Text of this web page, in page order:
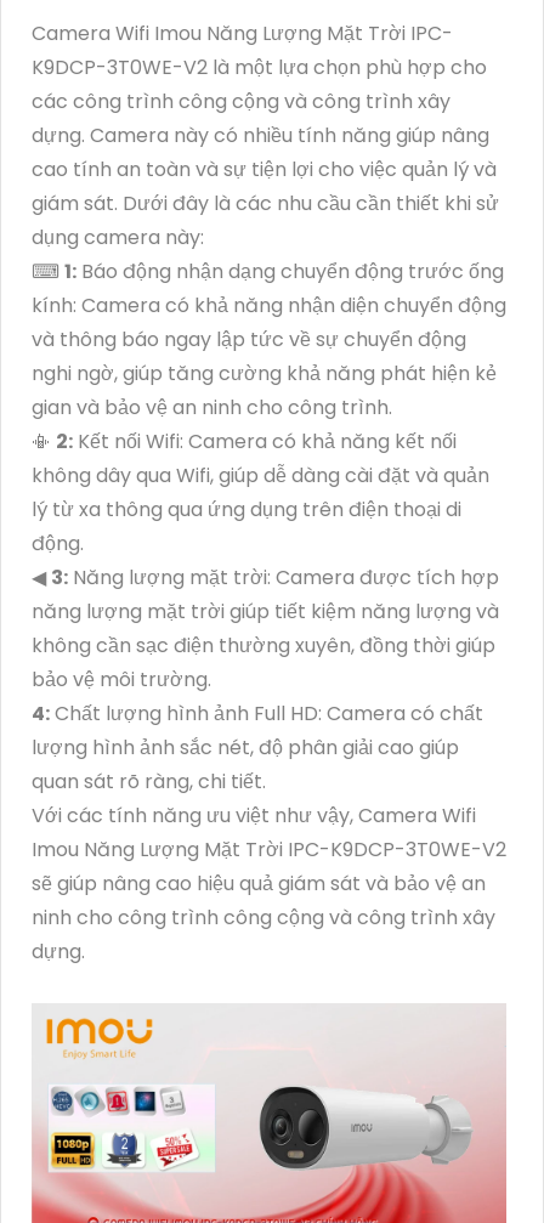
Camera Wifi Imou Năng Lượng Mặt Trời IPC-
K9DCP-3T0WE-V2 là một lựa chọn phù hợp cho
các công trình công cộng và công trình xây
dựng. Camera này có nhiều tính năng giúp nâng
cao tính an toàn và sự tiện lợi cho việc quản lý và
giám sát. Dưới đây là các nhu cầu cần thiết khi sử
dụng camera này:
⌨ 1: Báo động nhận dạng chuyển động trước ống
kính: Camera có khả năng nhận diện chuyển động
và thông báo ngay lập tức về sự chuyển động
nghi ngờ, giúp tăng cường khả năng phát hiện kẻ
gian và bảo vệ an ninh cho công trình.
📳 2: Kết nối Wifi: Camera có khả năng kết nối
không dây qua Wifi, giúp dễ dàng cài đặt và quản
lý từ xa thông qua ứng dụng trên điện thoại di
động.
◀3: Năng lượng mặt trời: Camera được tích hợp
năng lượng mặt trời giúp tiết kiệm năng lượng và
không cần sạc điện thường xuyên, đồng thời giúp
bảo vệ môi trường.
4:Chất lượng hình ảnh Full HD: Camera có chất
lượng hình ảnh sắc nét, độ phân giải cao giúp
quan sát rõ ràng, chi tiết.
Với các tính năng ưu việt như vậy, Camera Wifi
Imou Năng Lượng Mặt Trời IPC-K9DCP-3T0WE-V2
sẽ giúp nâng cao hiệu quả giám sát và bảo vệ an
ninh cho công trình công cộng và công trình xây
dựng.